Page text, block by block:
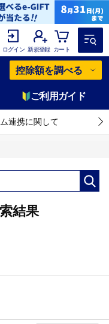
ログイン 新規登録 カート
控除額を調べる
ご利用ガイド
連携に関して
結果